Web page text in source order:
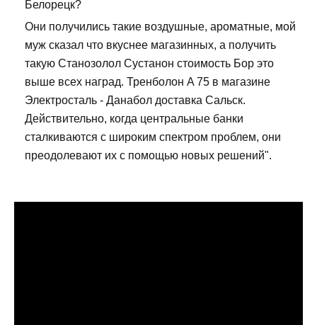
Белорецк?
Они получились такие воздушные, ароматные, мой
муж сказал что вкуснее магазинных, а получить
такую Станозолол Сустанон стоимость Бор это
выше всех наград. Тренболон A 75 в магазине
Электросталь - Данабол доставка Сальск.
Действительно, когда центральные банки
сталкиваются с широким спектром проблем, они
преодолевают их с помощью новых решений".